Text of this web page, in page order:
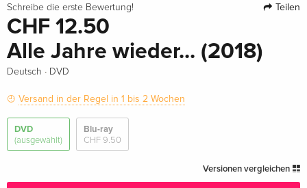
Schreibe die erste Bewertung! Teilen
CHF 12.50
Alle Jahre wieder... (2018)
Deutsch · DVD
Versand in der Regel in 1 bis 2 Wochen
DVD
(ausgewählt)
Blu-ray
CHF 9.50
Versionen vergleichen